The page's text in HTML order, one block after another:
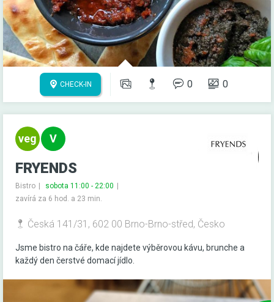
CHECK-IN 0 0
FRYENDS
Bistro
sobota 11:00 - 22:00
zavírá za 6 hod. a 23 min.
Česká 141/31, 602 00 Brno-Brno-střed, Česko
Jsme bistro na čáře, kde najdete výběrovou kávu, brunche a
každý den čerstvé domací jídlo.